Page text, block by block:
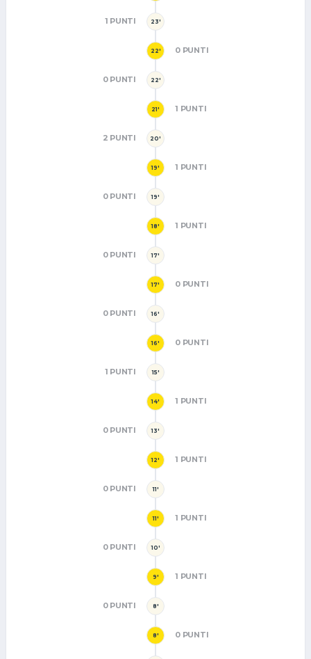
23'
1 PUNTI
22' 0 PUNTI
22'
0 PUNTI
21' 1 PUNTI
20'
2 PUNTI
19' 1 PUNTI
19'
0 PUNTI
18' 1 PUNTI
17'
0 PUNTI
17' 0 PUNTI
16'
0 PUNTI
16' 0 PUNTI
15'
1 PUNTI
14' 1 PUNTI
13'
0 PUNTI
12' 1 PUNTI
11'
0 PUNTI
11' 1 PUNTI
10'
0 PUNTI
9' 1 PUNTI
8'
0 PUNTI
8' 0 PUNTI